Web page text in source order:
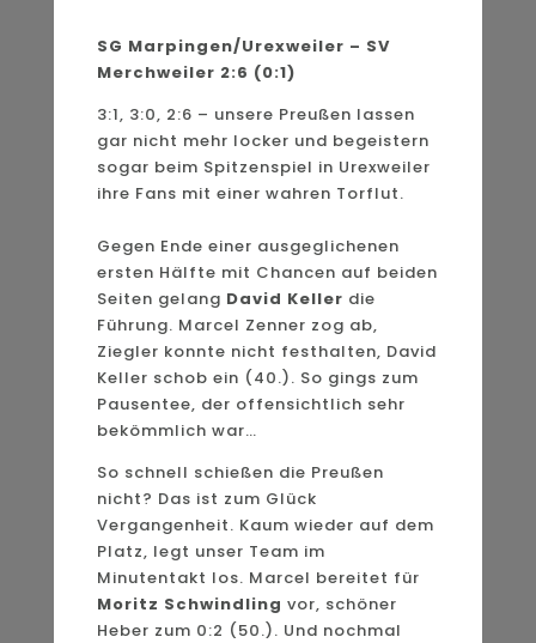
SG Marpingen/Urexweiler – SV
Merchweiler 2:6 (0:1)
3:1, 3:0, 2:6 – unsere Preußen lassen
gar nicht mehr locker und begeistern
sogar beim Spitzenspiel in Urexweiler
ihre Fans mit einer wahren Torflut.
Gegen Ende einer ausgeglichenen
ersten Hälfte mit Chancen auf beiden
Seiten gelang David Keller die
Führung. Marcel Zenner zog ab,
Ziegler konnte nicht festhalten, David
Keller schob ein (40.). So gings zum
Pausentee, der offensichtlich sehr
bekömmlich war…
So schnell schießen die Preußen
nicht? Das ist zum Glück
Vergangenheit. Kaum wieder auf dem
Platz, legt unser Team im
Minutentakt los. Marcel bereitet für
Moritz Schwindling vor, schöner
Heber zum 0:2 (50.). Und nochmal